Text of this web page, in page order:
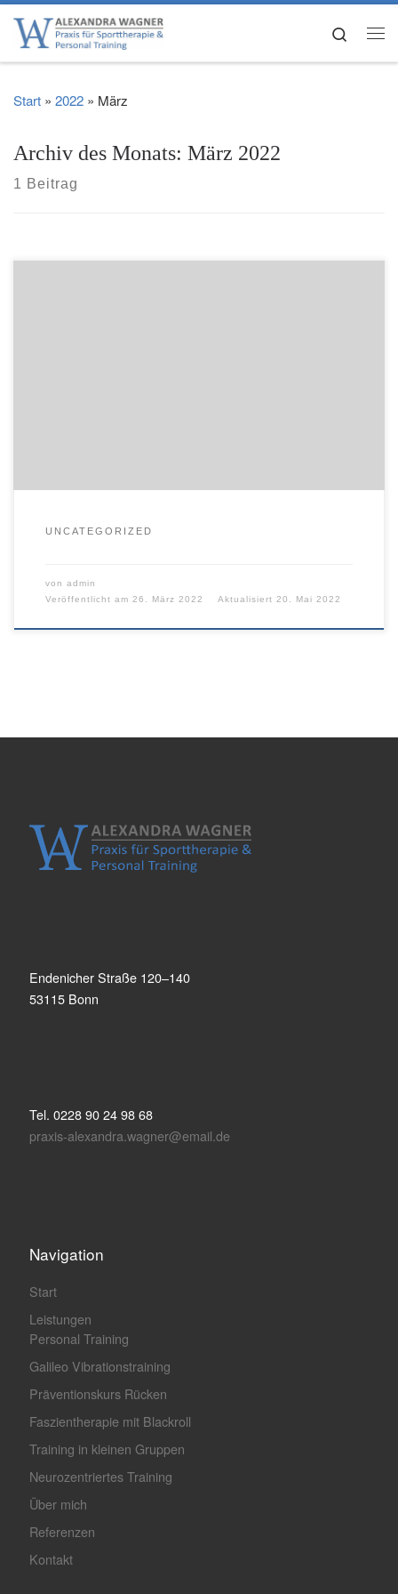
Zum Inhalt springen Search
Start » 2022 » März
Archiv des Monats: März 2022
1 Beitrag
UNCATEGORIZED
von admin
Veröffentlicht am 26. März 2022 Aktualisiert 20. Mai 2022
Endenicher Straße 120–140
53115 Bonn
Tel. 0228 90 24 98 68
praxis-alexandra.wagner@email.de
Navigation
Start
Leistungen
Personal Training
Galileo Vibrationstraining
Präventionskurs Rücken
Faszientherapie mit Blackroll
Training in kleinen Gruppen
Neurozentriertes Training
Über mich
Referenzen
Kontakt